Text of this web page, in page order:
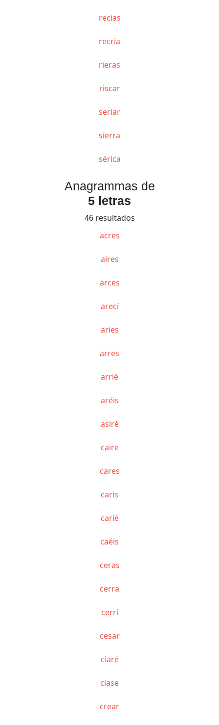
recias
recria
rieras
riscar
seriar
sierra
sérica
Anagrammas de
5 letras
46 resultados
acres
aires
arces
arecí
aries
arres
arrié
aréis
asiré
caire
cares
caris
carié
caéis
ceras
cerra
cerri
cesar
ciaré
ciase
crear